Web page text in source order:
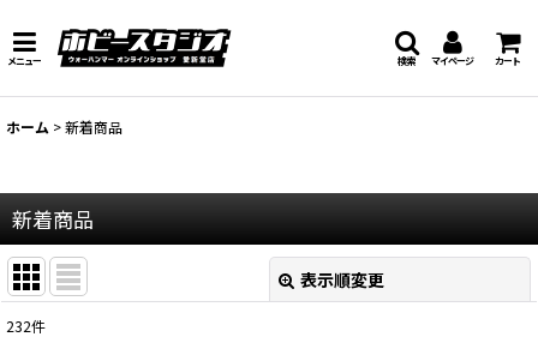
メニュー マイページ カート
検索
ホーム >新着商品
新着商品
表示順変更
232件